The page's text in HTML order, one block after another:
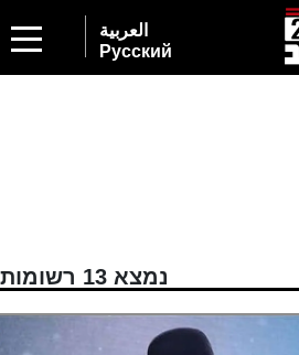
العربية
Русский
נמצא 13 רשומות
2